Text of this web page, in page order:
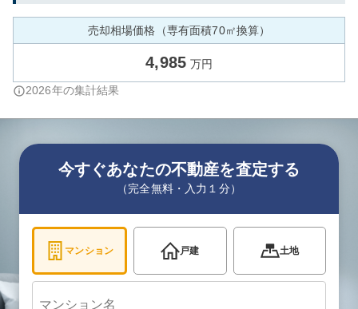
売却相場価格（専有面積70㎡換算）
4,985 万円
2026年の集計結果
今すぐあなたの不動産を査定する
（完全無料・入力１分）
マンション 戸建 土地